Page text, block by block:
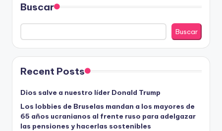
entradas
Buscar
Buscar
Recent Posts
Dios salve a nuestro líder Donald Trump
Los lobbies de Bruselas mandan a los mayores de
65 años ucranianos al frente ruso para adelgazar
las pensiones y hacerlas sostenibles